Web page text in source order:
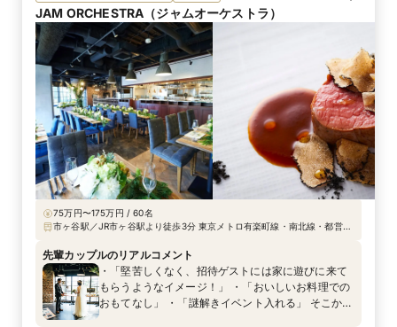
JAM ORCHESTRA（ジャムオーケストラ）
75万円〜175万円 / 60名
市ヶ谷駅／JR市ヶ谷駅より徒歩3分 東京メトロ有楽町線・南北線・都営新
り徒歩7分
先輩カップルのリアルコメント
・「堅苦しくなく、招待ゲストには家に遊びに来て
もらうようなイメージ！」 ・「おいしいお料理での
おもてなし」 ・「謎解きイベント入れる」 そこか